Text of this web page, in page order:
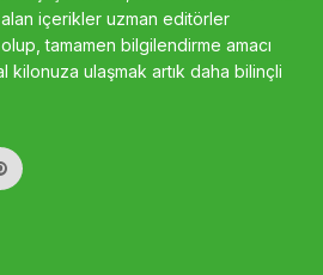
içerikler uzman editörler
tamamen bilgilendirme amacı
kilonuza ulaşmak artık daha bilinçli